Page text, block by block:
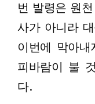
번 발령은 원
사가 아니라
이번에 막아
피바람이 불
다.